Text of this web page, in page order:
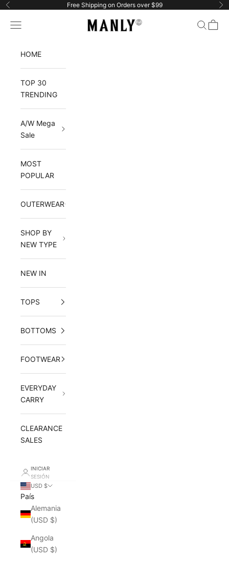
Ir al contenido
Anterior Free Shipping on Orders over $99
Manlytshirt
Menú Buscar
Cesta
HOME
TOP 30
TRENDING
A/W Mega
Sale
MOST
POPULAR
OUTERWEAR
SHOP BY
NEW TYPE
NEW IN
TOPS
BOTTOMS
FOOTWEAR
EVERYDAY
CARRY
CLEARANCE
SALES
INICIAR
SESIÓN
USD $
País
Alemania
(USD $)
Angola
(USD $)